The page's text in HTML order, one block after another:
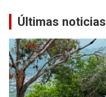
Últimas noticias